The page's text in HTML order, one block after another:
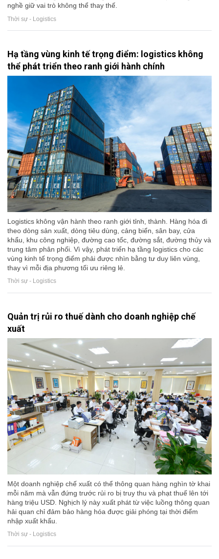
nghề giữ vai trò không thể thay thế.
Thời sự - Logistics
Hạ tầng vùng kinh tế trọng điểm: logistics không
thể phát triển theo ranh giới hành chính
Logistics không vận hành theo ranh giới tỉnh, thành. Hàng hóa đi
theo dòng sản xuất, dòng tiêu dùng, cảng biển, sân bay, cửa
khẩu, khu công nghiệp, đường cao tốc, đường sắt, đường thủy và
trung tâm phân phối. Vì vậy, phát triển hạ tầng logistics cho các
vùng kinh tế trọng điểm phải được nhìn bằng tư duy liên vùng,
thay vì mỗi địa phương tối ưu riêng lẻ.
Thời sự - Logistics
Quản trị rủi ro thuế dành cho doanh nghiệp chế
xuất
Một doanh nghiệp chế xuất có thể thông quan hàng nghìn tờ khai
mỗi năm mà vẫn đứng trước rủi ro bị truy thu và phạt thuế lên tới
hàng triệu USD. Nghịch lý này xuất phát từ việc luồng thông quan
hải quan chỉ đảm bảo hàng hóa được giải phóng tại thời điểm
nhập xuất khẩu.
Thời sự - Logistics